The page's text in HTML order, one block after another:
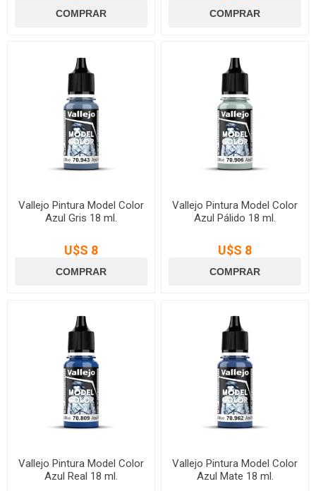
Vallejo Pintura Model Color
Azul Gris 18 ml.
U$S 8
Vallejo Pintura Model Color
Azul Pálido 18 ml.
U$S 8
Vallejo Pintura Model Color
Azul Real 18 ml.
Vallejo Pintura Model Color
Azul Mate 18 ml.